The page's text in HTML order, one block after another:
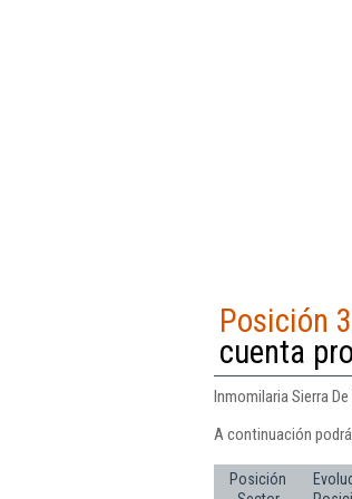
Posición
cuenta
Inmomilaria Sierra
A continuación
Posición